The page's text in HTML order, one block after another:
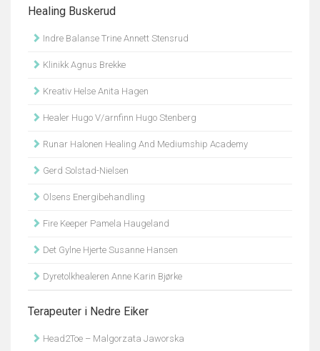
Healing Buskerud
Indre Balanse Trine Annett Stensrud
Klinikk Agnus Brekke
Kreativ Helse Anita Hagen
Healer Hugo V/arnfinn Hugo Stenberg
Runar Halonen Healing And Mediumship Academy
Gerd Solstad-Nielsen
Olsens Energibehandling
Fire Keeper Pamela Haugeland
Det Gylne Hjerte Susanne Hansen
Dyretolkhealeren Anne Karin Bjørke
Terapeuter i Nedre Eiker
Head2Toe – Malgorzata Jaworska